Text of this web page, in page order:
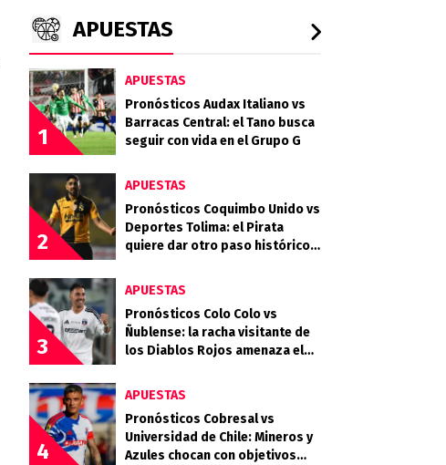
APUESTAS
1
APUESTAS
Pronósticos Audax Italiano vs
Barracas Central: el Tano busca
seguir con vida en el Grupo G
2
APUESTAS
Pronósticos Coquimbo Unido vs
Deportes Tolima: el Pirata
quiere dar otro paso histórico
3
APUESTAS
Pronósticos Colo Colo vs
Ñublense: la racha visitante de
los Diablos Rojos amenaza el
4
APUESTAS
Pronósticos Cobresal vs
Universidad de Chile: Mineros y
Azules chocan con objetivos